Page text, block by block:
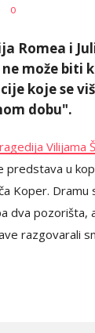
0
Romea i
može biti
koje se
dobu".
Vilijama
predstava u
Koper.
dva pozorišta,
razgovarali